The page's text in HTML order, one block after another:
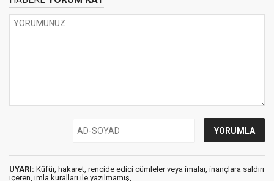
UYARI: Küfür, hakaret, rencide edici cümleler veya imalar, inançlara saldırı
içeren, imla kuralları ile yazılmamış,